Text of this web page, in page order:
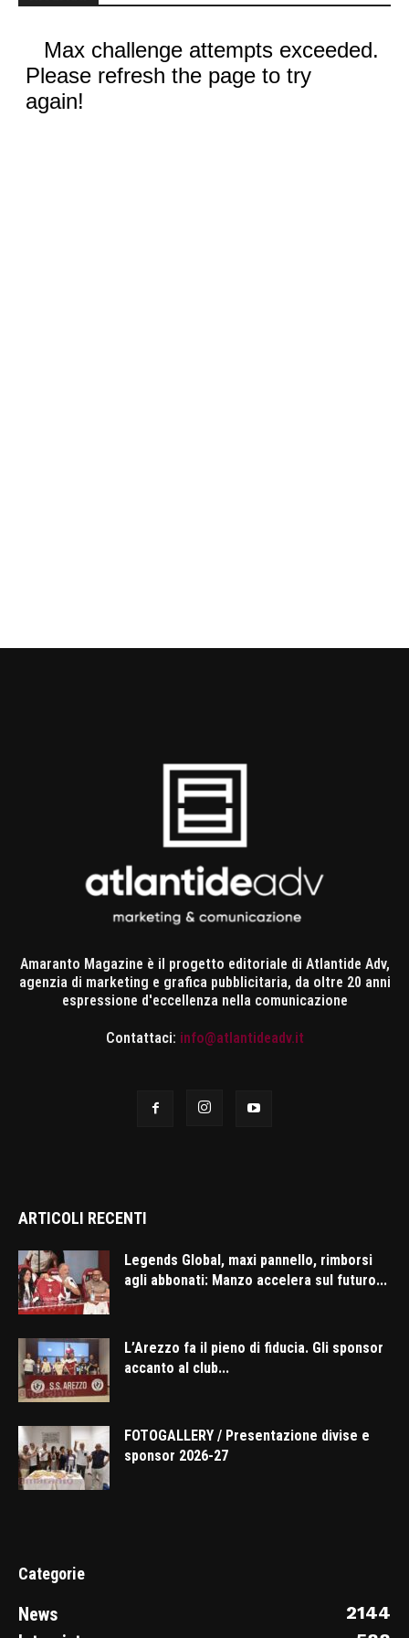
Amaranto Magazine è il progetto editoriale di Atlantide Adv,
agenzia di marketing e grafica pubblicitaria, da oltre 20 anni
espressione d'eccellenza nella comunicazione
Contattaci: info@atlantideadv.it
ARTICOLI RECENTI
Legends Global, maxi pannello, rimborsi
agli abbonati: Manzo accelera sul futuro...
L’Arezzo fa il pieno di fiducia. Gli sponsor
accanto al club...
FOTOGALLERY / Presentazione divise e
sponsor 2026-27
Categorie
News
2144